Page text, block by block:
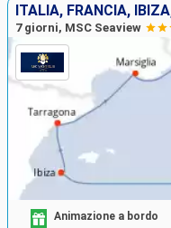
ITALIA, FRANCIA,
7 giorni, MSC Seaview
Animazione a bordo